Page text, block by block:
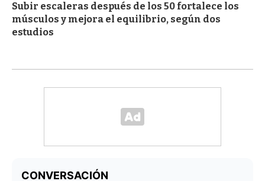
Subir escaleras después de los 50 fortalece los
músculos y mejora el equilibrio, según dos
estudios